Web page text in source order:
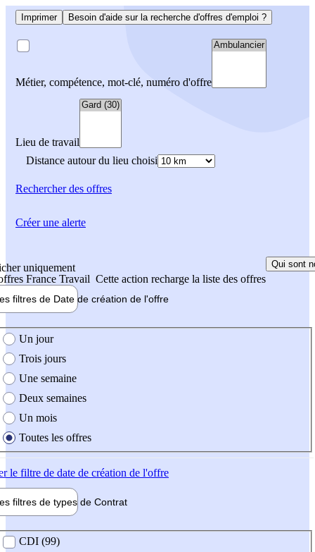
Imprimer Besoin d'aide sur la recherche d'offres d'emploi ?
Métier, compétence, mot-clé, numéro d'offre
Lieu de travail
Distance autour du lieu choisi
Rechercherdes offres
uniquement
France Travail Cette action recharge la liste des offres
Qui sont
filtres de Date de création de l'offre
création de l'offre
Un jour
Trois jours
Une semaine
Deux semaines
Un mois
Toutes les offres
le filtre de date de création de l'offre
filtres de types de Contrat
contrat
CDI (99)
Créer une alerte